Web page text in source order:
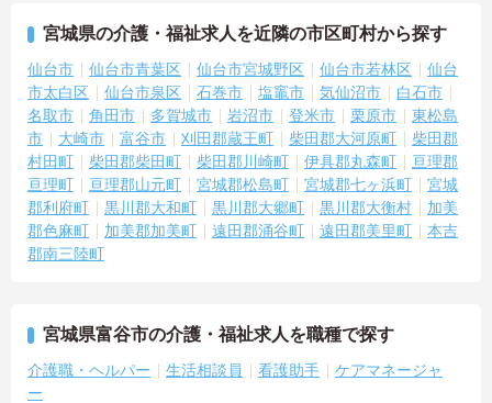
宮城県の介護・福祉求人を近隣の市区町村から探す
仙台市 仙台市青葉区 仙台市宮城野区 仙台市若林区
仙台
市太白区
仙台市泉区 石巻市 塩竈市 気仙沼市
白石市
名取市
角田市 多賀城市 岩沼市 登米市 栗原市
東松島
市
大崎市 富谷市 刈田郡蔵王町 柴田郡大河原町
柴田郡
村田町
柴田郡柴田町 柴田郡川崎町 伊具郡丸森町
亘理郡
亘理町
亘理郡山元町 宮城郡松島町 宮城郡七ヶ浜町
宮城
郡利府町
黒川郡大和町 黒川郡大郷町 黒川郡大衡村
加美
郡色麻町
加美郡加美町 遠田郡涌谷町 遠田郡美里町
本吉
郡南三陸町
宮城県富谷市の介護・福祉求人を職種で探す
介護職・ヘルパー 生活相談員 看護助手
ケアマネージャ
ー